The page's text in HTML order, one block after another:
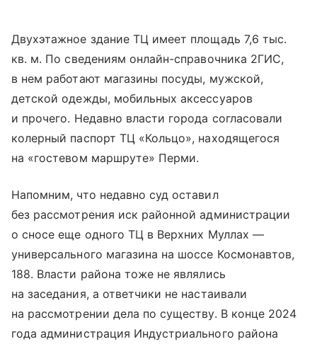
Двухэтажное здание ТЦ имеет площадь 7,6 тыс.
кв. м. По сведениям онлайн-справочника 2ГИС,
в нем работают магазины посуды, мужской,
детской одежды, мобильных аксессуаров
и прочего. Недавно власти города согласовали
колерный паспорт ТЦ «Кольцо», находящегося
на «гостевом маршруте» Перми.
Напомним, что недавно суд оставил
без рассмотрения иск районной администрации
о сносе еще одного ТЦ в Верхних Муллах —
универсального магазина на шоссе Космонавтов,
188. Власти района тоже не являлись
на заседания, а ответчики не настаивали
на рассмотрении дела по существу. В конце 2024
года администрация Индустриального района